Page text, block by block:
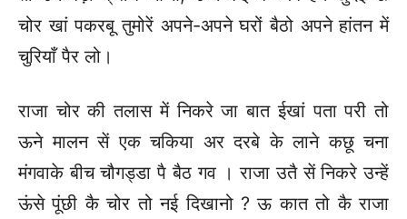
चोर खां पकरबू तुमोरें अपने-अपने घरों बैठो अपने हांतन में
चुरियाँ पैर लो।
राजा चोर की तलास में निकरे जा बात ईखां पता परी तो
ऊने मालन सें एक चकिया अर दरबे के लाने कछू चना
मंगवाके बीच चौगड्डा पै बैठ गव । राजा उतै सें निकरे उन्हें
ऊंसे पूंछी कै चोर तो नई दिखानो ? ऊ कात तो कै राजा